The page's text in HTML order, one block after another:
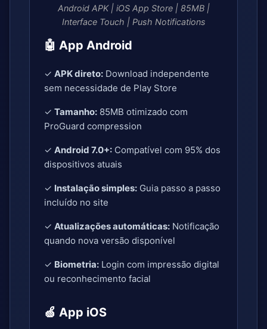
Android APK | iOS App Store | 85MB |
Interface Touch | Push Notifications
🤖 App Android
✓ APK direto: Download independente
sem necessidade de Play Store
✓ Tamanho: 85MB otimizado com
ProGuard compression
✓ Android 7.0+: Compatível com 95% dos
dispositivos atuais
✓ Instalação simples: Guia passo a passo
incluído no site
✓ Atualizações automáticas: Notificação
quando nova versão disponível
✓ Biometria: Login com impressão digital
ou reconhecimento facial
🍏 App iOS